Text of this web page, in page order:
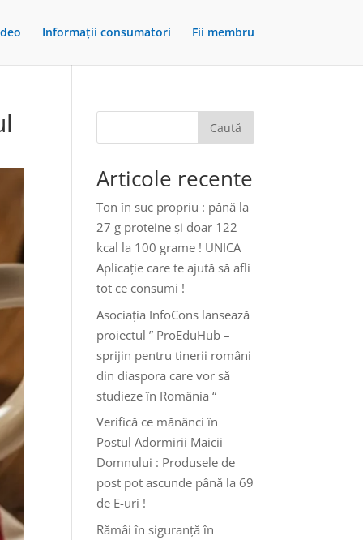
Informații consumatori Fii membru
Caută
Articole recente
Ton în suc propriu : până la
27 g proteine și doar 122
kcal la 100 grame ! UNICA
Aplicație care te ajută să afli
tot ce consumi !
Asociația InfoCons lansează
proiectul ” ProEduHub –
sprijin pentru tinerii români
din diaspora care vor să
studieze în România “
Verifică ce mănânci în
Postul Adormirii Maicii
Domnului : Produsele de
post pot ascunde până la 69
de E-uri !
Rămâi în siguranță în